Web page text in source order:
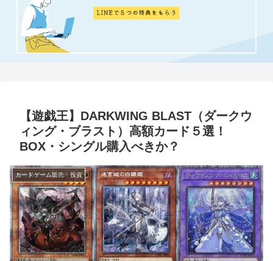
【遊戯王】DARKWING BLAST（ダークウ
ィング・ブラスト）高額カード５選！
BOX・シングル購入べきか？
カードゲーム販売・投資